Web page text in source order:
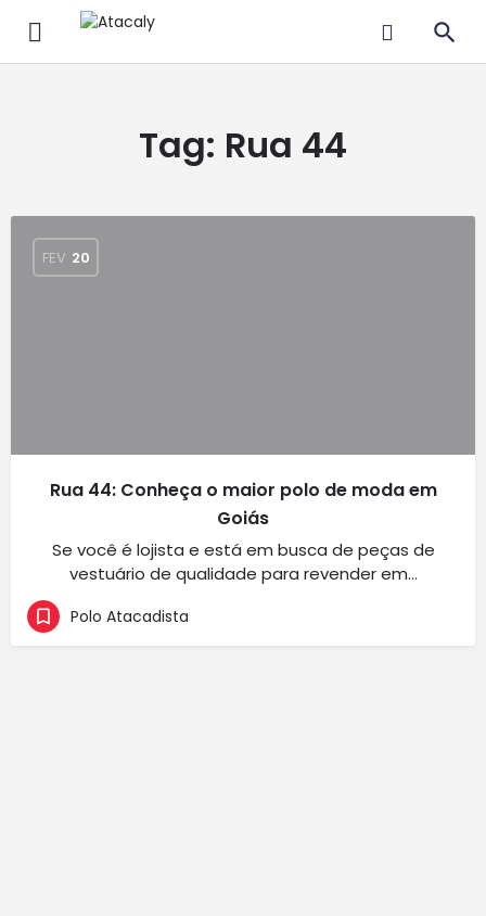
Tag: Rua 44
FEV 20
Rua 44: Conheça o maior polo de moda em
Goiás
Se você é lojista e está em busca de peças de
vestuário de qualidade para revender em…
Polo Atacadista